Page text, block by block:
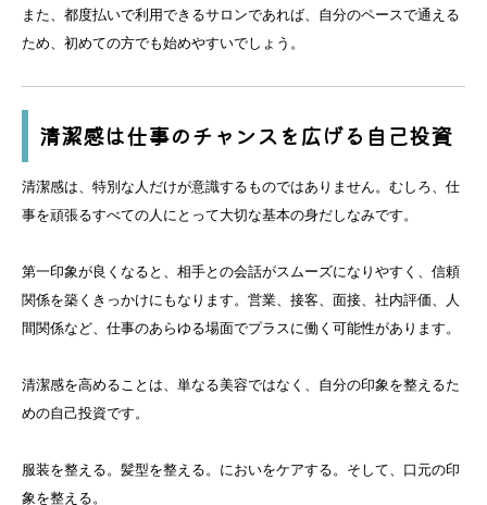
また、都度払いで利用できるサロンであれば、自分のペースで通える
ため、初めての方でも始めやすいでしょう。
清潔感は仕事のチャンスを広げる自己投資
清潔感は、特別な人だけが意識するものではありません。むしろ、仕
事を頑張るすべての人にとって大切な基本の身だしなみです。
第一印象が良くなると、相手との会話がスムーズになりやすく、信頼
関係を築くきっかけにもなります。営業、接客、面接、社内評価、人
間関係など、仕事のあらゆる場面でプラスに働く可能性があります。
清潔感を高めることは、単なる美容ではなく、自分の印象を整えるた
めの自己投資です。
服装を整える。髪型を整える。においをケアする。そして、口元の印
象を整える。